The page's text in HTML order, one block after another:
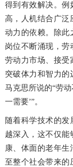
得到有效解决。例
高，人机结合广泛
动力的依赖。除此
岗位不断涌现，劳
劳动力市场、接受
突破体力和智力
马克思所说的“劳
一需要’”。
随着科学技术的
越深入，这不仅能
康、体面的老年
至整个社会带来的